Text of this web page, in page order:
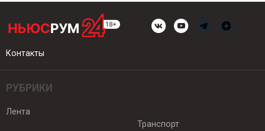
Контакты
РУБРИКИ
Лента
Транспорт